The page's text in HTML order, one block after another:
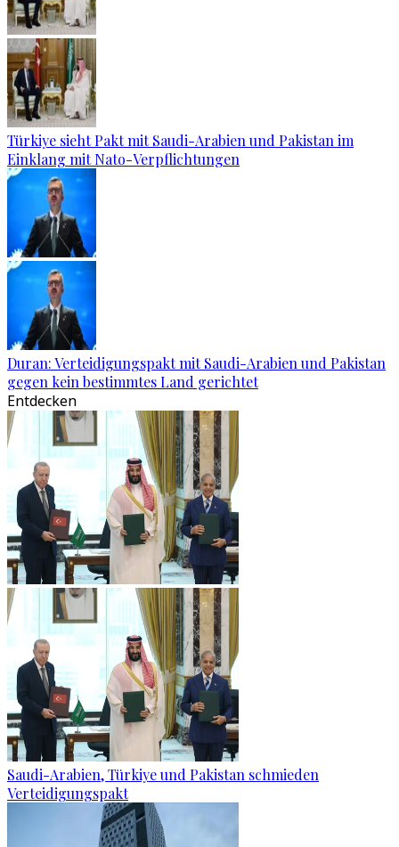
Türkiye sieht Pakt mit Saudi-Arabien und Pakistan im
Einklang mit Nato-Verpflichtungen
Duran: Verteidigungspakt mit Saudi-Arabien und Pakistan
gegen kein bestimmtes Land gerichtet
Entdecken
Saudi-Arabien, Türkiye und Pakistan schmieden
Verteidigungspakt